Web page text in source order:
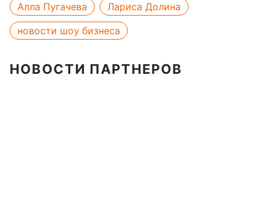
Алла Пугачева
Лариса Долина
новости шоу бизнеса
НОВОСТИ ПАРТНЕРОВ